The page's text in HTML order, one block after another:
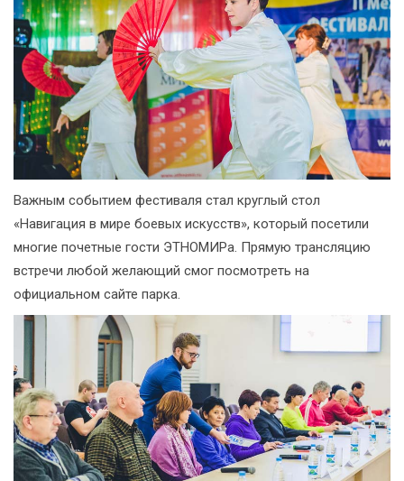
Важным событием фестиваля стал круглый стол
«Навигация в мире боевых искусств», который посетили
многие почетные гости ЭТНОМИРа. Прямую трансляцию
встречи любой желающий смог посмотреть на
официальном сайте парка.